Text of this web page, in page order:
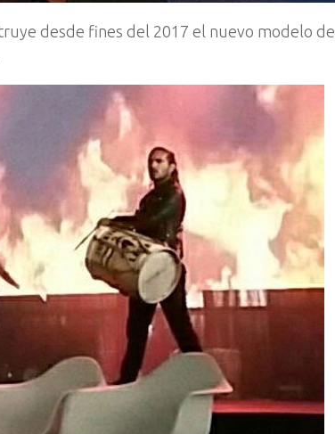
desde fines del 2017 el nuevo modelo de